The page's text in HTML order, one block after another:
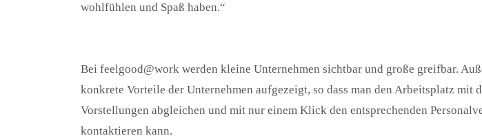
wohlfühlen und Spaß haben.“
Bei feelgood@work werden kleine Unternehmen sichtbar und große greifbar.
konkrete Vorteile der Unternehmen aufgezeigt, so dass man den Arbeitsplatz mit
Vorstellungen abgleichen und mit nur einem Klick den entsprechenden
kontaktieren kann.